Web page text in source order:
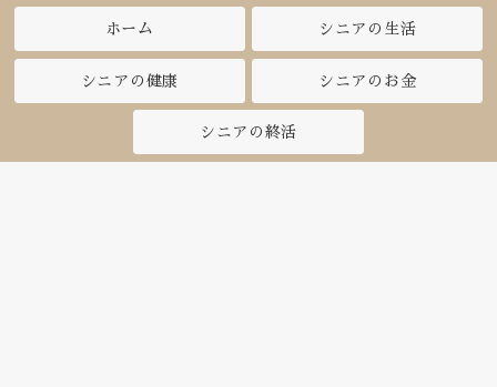
ホーム シニアの生活
シニアの健康 シニアのお金
シニアの終活